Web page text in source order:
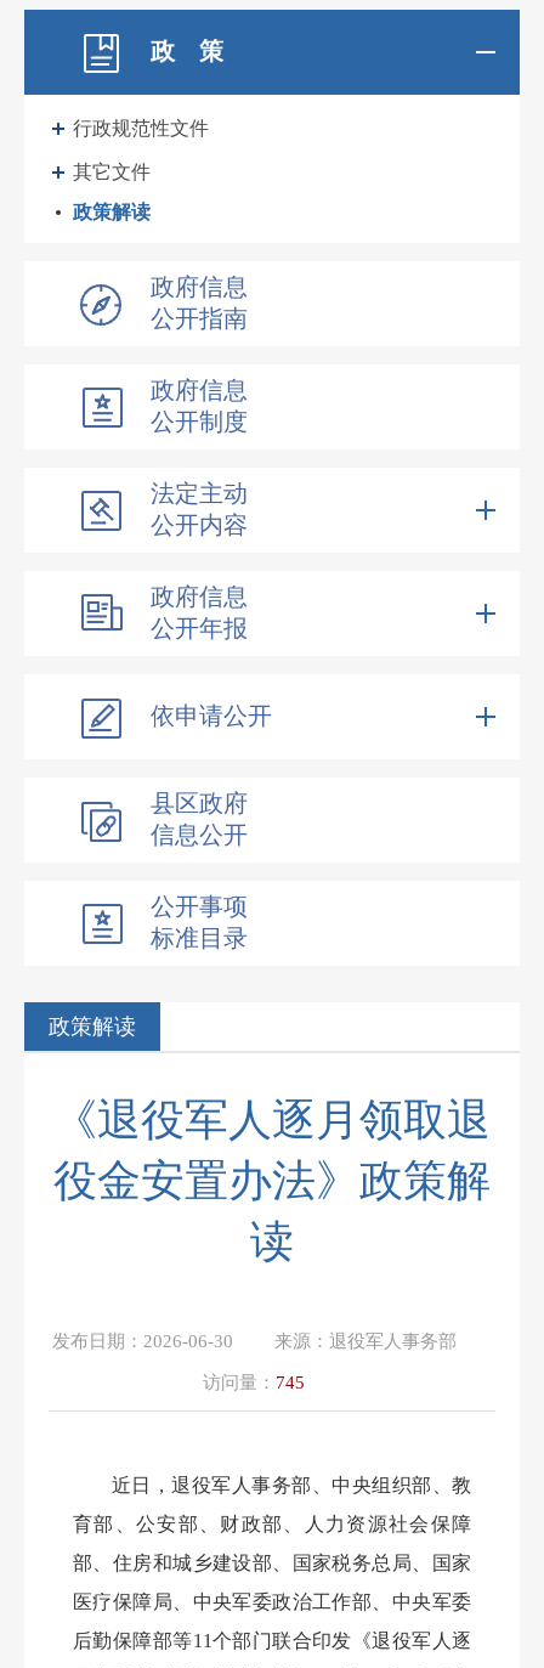
政 策
行政规范性文件
其它文件
政策解读
政府信息
公开指南
政府信息
公开制度
法定主动
公开内容
政府信息
公开年报
依申请公开
县区政府
信息公开
公开事项
标准目录
政策解读
《退役军人逐月领取退
役金安置办法》政策解
读
发布日期： 2026-06-30 来源： 退役军人事务部
访问量： 745
近日，退役军人事务部、中央组织部、教
育部、公安部、财政部、人力资源社会保障
部、住房和城乡建设部、国家税务总局、国家
医疗保障局、中央军委政治工作部、中央军委
后勤保障部等11个部门联合印发《退役军人逐